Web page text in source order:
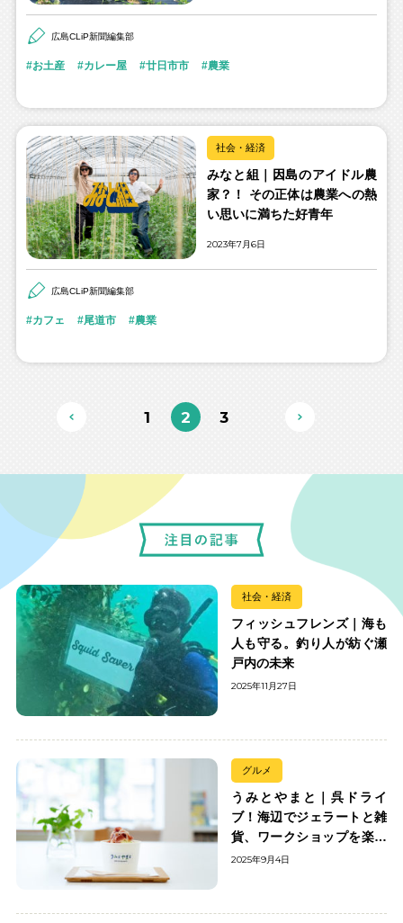
広島CLiP新聞編集部
お土産 カレー屋 廿日市市 農業
社会・経済
みなと組｜因島のアイドル農
家？！ その正体は農業への熱
い思いに満ちた好青年
2023年7月6日
広島CLiP新聞編集部
カフェ 尾道市 農業
1 2 3
社会・経済
フィッシュフレンズ｜海も
人も守る。釣り人が紡ぐ瀬
戸内の未来
2025年11月27日
グルメ
うみとやまと｜呉ドライ
ブ！海辺でジェラートと雑
貨、ワークショップを楽し
む
2025年9月4日